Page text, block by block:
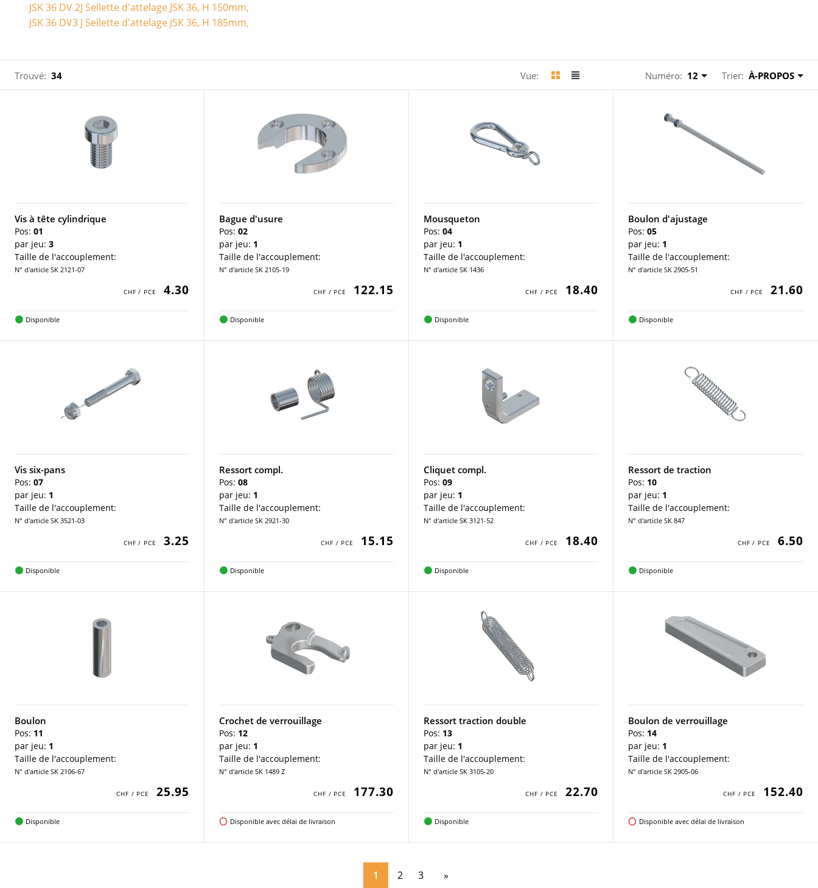
JSK 36 DV 2J Sellette d'attelage JSK 36, H 150mm,
JSK 36 DV3 J Sellette d'attelage JSK 36, H 185mm,
Trouvé: 34 Vue: Numéro: 12 Trier: À-PROPOS
Vis à tête cylindrique
Pos: 01
par jeu: 3
Taille de l'accouplement:
N° d'article SK 2121-07
4.30
Disponible
Bague d'usure
Pos: 02
par jeu: 1
Taille de l'accouplement:
N° d'article SK 2105-19
122.15
Disponible
Mousqueton
Pos: 04
par jeu: 1
Taille de l'accouplement:
N° d'article SK 1436
18.40
Disponible
Boulon d'ajustage
Pos: 05
par jeu: 1
Taille de l'accouplement:
N° d'article SK 2905-51
21.60
Disponible
Vis six-pans
Pos: 07
par jeu: 1
Taille de l'accouplement:
N° d'article SK 3521-03
3.25
Disponible
Ressort compl.
Pos: 08
par jeu: 1
Taille de l'accouplement:
N° d'article SK 2921-30
15.15
Disponible
Cliquet compl.
Pos: 09
par jeu: 1
Taille de l'accouplement:
N° d'article SK 3121-52
18.40
Disponible
Ressort de traction
Pos: 10
par jeu: 1
Taille de l'accouplement:
N° d'article SK 847
6.50
Disponible
Boulon
Pos: 11
par jeu: 1
Taille de l'accouplement:
N° d'article SK 2106-67
25.95
Disponible
Crochet de verrouillage
Pos: 12
par jeu: 1
Taille de l'accouplement:
N° d'article SK 1489 Z
177.30
Disponible avec délai de livraison
Ressort traction double
Pos: 13
par jeu: 1
Taille de l'accouplement:
N° d'article SK 3105-20
22.70
Disponible
Boulon de verrouillage
Pos: 14
par jeu: 1
Taille de l'accouplement:
N° d'article SK 2905-06
152.40
Disponible avec délai de livraison
1 2 3